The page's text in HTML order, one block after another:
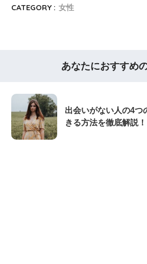
CATEGORY : 女性
あなたにおすすめ
出会いがない人の4つ
きる方法を徹底解説！